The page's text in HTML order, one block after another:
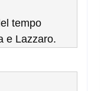
tempo
e Lazzaro.